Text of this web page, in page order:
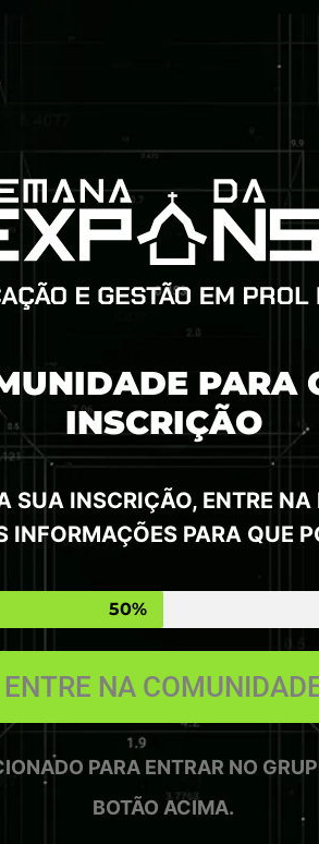
PARA
INSCRIÇÃO
SUA INSCRIÇÃO, ENTRE
INFORMAÇÕES PARA QUE
50%
ENTRE NA
PARA ENTRAR NO
BOTÃO ACIMA.